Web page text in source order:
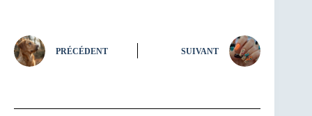
PRÉCÉDENT SUIVANT